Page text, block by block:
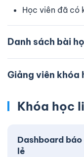
Học viên đã có
Danh sách bài
Giảng viên khóa
Khóa học
Dashboard
lẻ